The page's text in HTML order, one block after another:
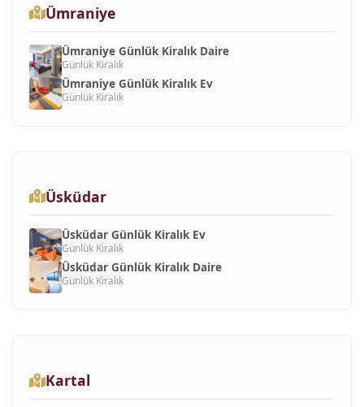
Ümraniye
Ümraniye Günlük Kiralık Daire
Günlük Kiralık
Ümraniye Günlük Kiralık Ev
Günlük Kiralık
Üsküdar
Üsküdar Günlük Kiralık Ev
Günlük Kiralık
Üsküdar Günlük Kiralık Daire
Günlük Kiralık
Kartal